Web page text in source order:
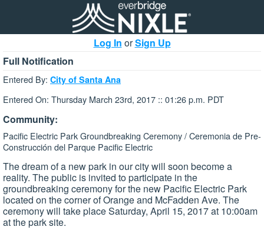
Log In orSign Up
Full Notification
Entered By: City of Santa Ana
Entered On: Thursday March 23rd, 2017 :: 01:26 p.m. PDT
Community:
Pacific Electric Park Groundbreaking Ceremony / Ceremonia de Pre-
Construcción del Parque Pacific Electric
The dream of a new park in our city will soon become a
reality. The public is invited to participate in the
groundbreaking ceremony for the new Pacific Electric Park
located on the corner of Orange and McFadden Ave. The
ceremony will take place Saturday, April 15, 2017 at 10:00am
at the park site.